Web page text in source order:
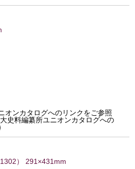
オンカタログへのリンクをご参照
大史料編纂所ユニオンカタログへの
1302） 291×431mm